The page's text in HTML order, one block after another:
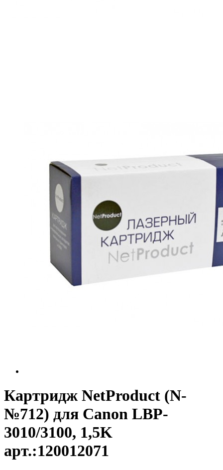
Картридж NetProduct (N-
№712) для Canon LBP-
3010/3100, 1,5K
арт.:120012071